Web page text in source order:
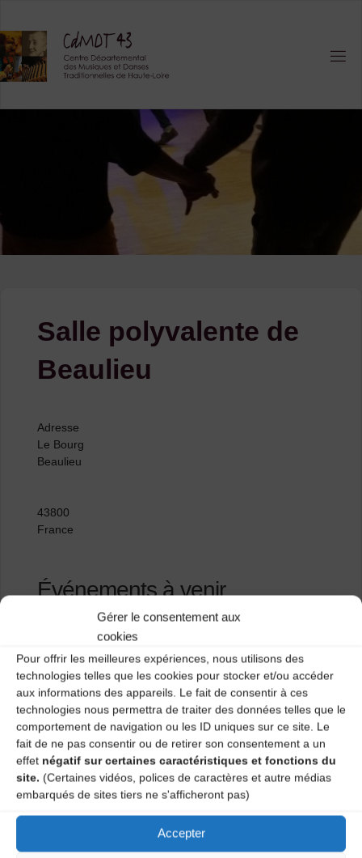
Gérer le consentement aux
cookies
Pour offrir les meilleures expériences, nous utilisons des
technologies telles que les cookies pour stocker et/ou accéder
aux informations des appareils. Le fait de consentir à ces
technologies nous permettra de traiter des données telles que le
comportement de navigation ou les ID uniques sur ce site. Le
fait de ne pas consentir ou de retirer son consentement a un
effet négatif sur certaines caractéristiques et fonctions du
site. (Certaines vidéos, polices de caractères et autre médias
embarqués de sites tiers ne s'afficheront pas)
Accepter
content
Salle polyvalente de
Beaulieu
Adresse
Le Bourg
Beaulieu
43800
France
Événements à venir
Salle polyvalente de Riotord
Centre Pierre Cardinal
Laisser un
commentaire